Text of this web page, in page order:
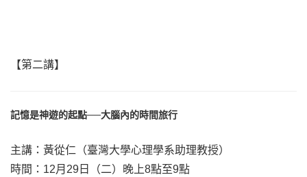
【第二講】
記憶是神遊的起點──大腦內的時間旅行
主講：黃從仁（臺灣大學心理學系助理教授）
時間：12月29日（二）晚上8點至9點